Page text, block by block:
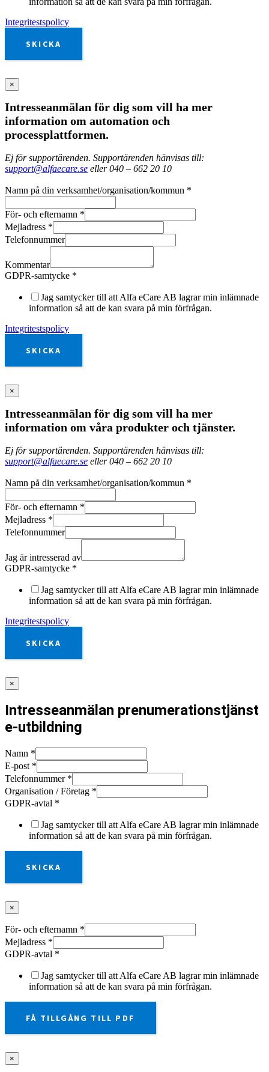
Integritestspolicy
SKICKA
×
Intresseanmälan för dig som vill ha mer
information om automation och
processplattformen.
Ej för supportärenden. Supportärenden hänvisas till:
support@alfaecare.se eller 040 – 662 20 10
Namn på din verksamhet/organisation/kommun *
För- och efternamn *
Mejladress *
Telefonnummer
Kommentar
GDPR-samtycke *
Jag samtycker till att Alfa eCare AB lagrar min inlämnade
information så att de kan svara på min förfrågan.
Integritestspolicy
SKICKA
×
Intresseanmälan för dig som vill ha mer
information om våra produkter och tjänster.
Ej för supportärenden. Supportärenden hänvisas till:
support@alfaecare.se eller 040 – 662 20 10
Namn på din verksamhet/organisation/kommun *
För- och efternamn *
Mejladress *
Telefonnummer
Jag är intresserad av
GDPR-samtycke *
Jag samtycker till att Alfa eCare AB lagrar min inlämnade
information så att de kan svara på min förfrågan.
Integritestspolicy
SKICKA
×
Intresseanmälan prenumerationstjänst
e-utbildning
Namn *
E-post *
Telefonnummer *
Organisation / Företag *
GDPR-avtal *
Jag samtycker till att Alfa eCare AB lagrar min inlämnade
information så att de kan svara på min förfrågan.
SKICKA
×
För- och efternamn *
Mejladress *
GDPR-avtal *
Jag samtycker till att Alfa eCare AB lagrar min inlämnade
information så att de kan svara på min förfrågan.
FÅ TILLGÅNG TILL PDF
×